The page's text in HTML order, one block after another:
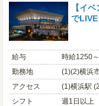
【イ
で
給与
時給1250
勤務地
(1)(2)横浜
アクセス
(1)横浜駅
シフト
週1日以上